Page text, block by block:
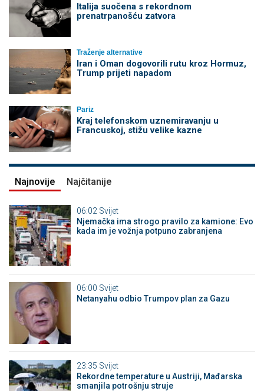
Italija suočena s rekordnom
prenatrpanošću zatvora
Traženje alternative
Iran i Oman dogovorili rutu kroz Hormuz,
Trump prijeti napadom
Pariz
Kraj telefonskom uznemiravanju u
Francuskoj, stižu velike kazne
Najnovije Najčitanije
06:02 Svijet
Njemačka ima strogo pravilo za kamione: Evo
kada im je vožnja potpuno zabranjena
06:00 Svijet
Netanyahu odbio Trumpov plan za Gazu
23:35 Svijet
Rekordne temperature u Austriji, Mađarska
smanjila potrošnju struje